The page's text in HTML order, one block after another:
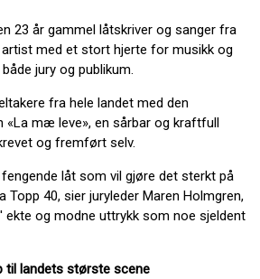
23 år gammel låtskriver og sanger fra
med et stort hjerte for musikk og
jury og publikum.
fra hele landet med den
«La mæ leve», en sårbar og kraftfull
og fremført selv.
låt som vil gjøre det sterkt på
Topp 40, sier juryleder Maren Holmgren,
ekte og modne uttrykk som noe sjeldent
til landets største scene